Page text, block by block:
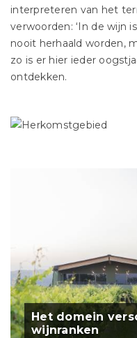
interpreteren van het
verwoorden: ‘In de wijn
nooit herhaald worden,
zo is er hier ieder
ontdekken.
Het domein
wijnranken